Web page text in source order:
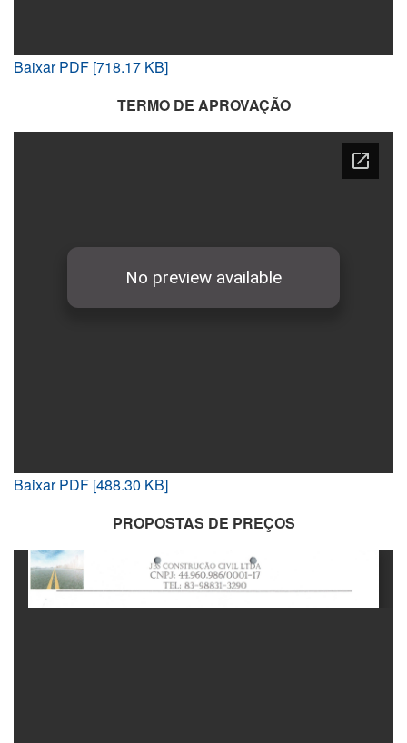
Baixar PDF [718.17 KB]
TERMO DE APROVAÇÃO
Baixar PDF [488.30 KB]
PROPOSTAS DE PREÇOS